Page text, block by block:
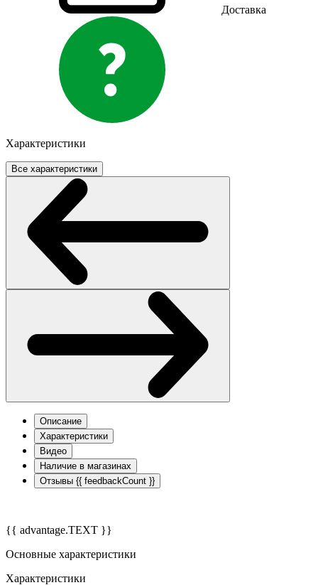
Доставка
Характеристики
Все характеристики
Описание
Характеристики
Видео
Наличие в магазинах
Отзывы {{ feedbackCount }}
{{ advantage.TEXT }}
Основные характеристики
Характеристики